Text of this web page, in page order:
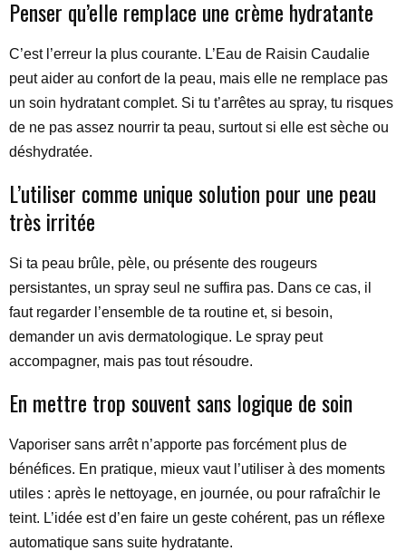
Penser qu’elle remplace une crème hydratante
C’est l’erreur la plus courante. L’Eau de Raisin Caudalie
peut aider au confort de la peau, mais elle ne remplace pas
un soin hydratant complet. Si tu t’arrêtes au spray, tu risques
de ne pas assez nourrir ta peau, surtout si elle est sèche ou
déshydratée.
L’utiliser comme unique solution pour une peau
très irritée
Si ta peau brûle, pèle, ou présente des rougeurs
persistantes, un spray seul ne suffira pas. Dans ce cas, il
faut regarder l’ensemble de ta routine et, si besoin,
demander un avis dermatologique. Le spray peut
accompagner, mais pas tout résoudre.
En mettre trop souvent sans logique de soin
Vaporiser sans arrêt n’apporte pas forcément plus de
bénéfices. En pratique, mieux vaut l’utiliser à des moments
utiles : après le nettoyage, en journée, ou pour rafraîchir le
teint. L’idée est d’en faire un geste cohérent, pas un réflexe
automatique sans suite hydratante.